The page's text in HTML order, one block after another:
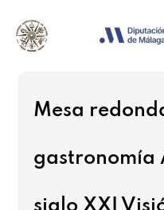
Mesa
gastronomía